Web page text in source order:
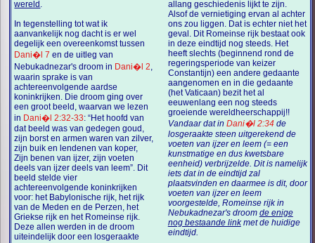
wereld .
In tegenstelling tot wat ik
aanvankelijk nog dacht is er wel
degelijk een overeenkomst tussen
Dani�l 7 en de uitleg van
Nebukadnezar's droom in Dani�l 2,
waarin sprake is van
achtereenvolgende aardse
koninkrijken. Die droom ging over
een groot beeld, waarvan we lezen
in Dani�l 2:32-33: “Het hoofd van
dat beeld was van gedegen goud,
zijn borst en armen waren van zilver,
zijn buik en lendenen van koper,
Zijn benen van ijzer, zijn voeten
deels van ijzer deels van leem”. Dit
beeld stelde vier
achtereenvolgende koninkrijken
voor: het Babylonische rijk, het rijk
van de Meden en de Perzen, het
Griekse rijk en het Romeinse rijk.
Deze allen werden in de droom
uiteindelijk door een losgeraakte
allang geschiedenis lijkt te zijn.
Alsof de vernietiging ervan al achter
ons zou liggen. Dat is echter niet het
geval. Dit Romeinse rijk bestaat ook
in deze eindtijd nog steeds. Het
heeft slechts (beginnend rond de
regeringsperiode van keizer
Constantijn) een andere gedaante
aangenomen en in die gedaante
(het Vaticaan) bezit het al
eeuwenlang een nog steeds
groeiende wereldheerschappij!!
Vandaar dat in Dani�l 2:34de
losgeraakte steen uitgerekend de
voeten van ijzer en leem (= een
kunstmatige en dus kwetsbare
eenheid) verbrijzelde. Dit is namelijk
iets dat in de eindtijd zal
plaatsvinden en daarmee is dit, door
voeten van ijzer en leem
voorgestelde, Romeinse rijk in
Nebukadnezar's droom de enige
nog bestaande linkmet de huidige
eindtijd.